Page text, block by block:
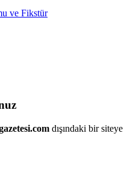
ve Fikstür
dışındaki bir siteye